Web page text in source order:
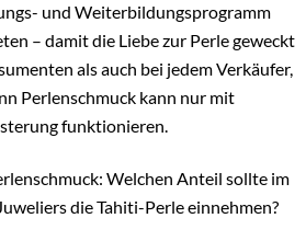
und Weiterbildungsprogramm
– damit die Liebe zur Perle geweckt
als auch bei jedem Verkäufer,
Perlenschmuck kann nur mit
funktionieren.
Welchen Anteil sollte im
die Tahiti-Perle einnehmen?